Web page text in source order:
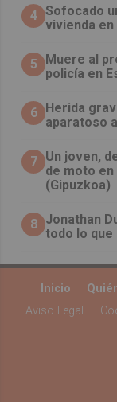
4 Sofocado
vivienda
5
Muere al
policía en
6 Herida
aparatoso
7 Un joven,
de moto
(Gipuzkoa)
8 Jonathan
todo lo que
Inicio
Aviso Legal